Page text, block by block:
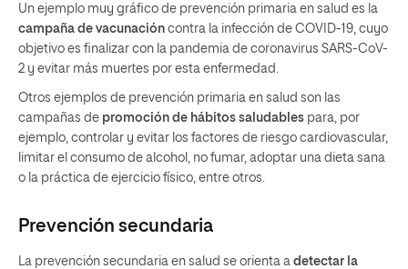
Un ejemplo muy gráfico de prevención primaria en salud es la
campaña de vacunación contra la infección de COVID-19, cuyo
objetivo es finalizar con la pandemia de coronavirus SARS-CoV-
2 y evitar más muertes por esta enfermedad.
Otros ejemplos de prevención primaria en salud son las
campañas de promoción de hábitos saludables para, por
ejemplo, controlar y evitar los factores de riesgo cardiovascular,
limitar el consumo de alcohol, no fumar, adoptar una dieta sana
o la práctica de ejercicio físico, entre otros.
Prevención secundaria
La prevención secundaria en salud se orienta a detectar la